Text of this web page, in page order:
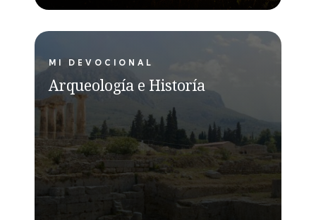
MI DEVOCIONAL
Arqueología e Historía